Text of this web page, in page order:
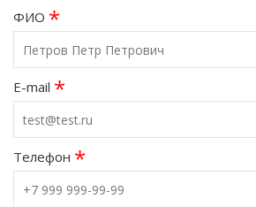
ФИО *
E-mail *
Телефон *